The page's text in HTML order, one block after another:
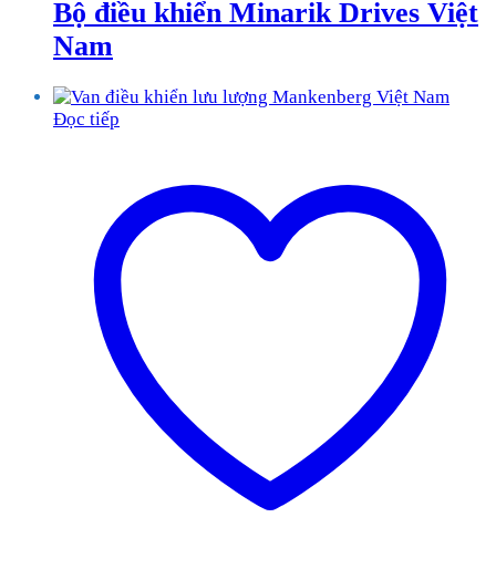
Bộ điều khiển Minarik Drives Việt
Nam
Đọc tiếp